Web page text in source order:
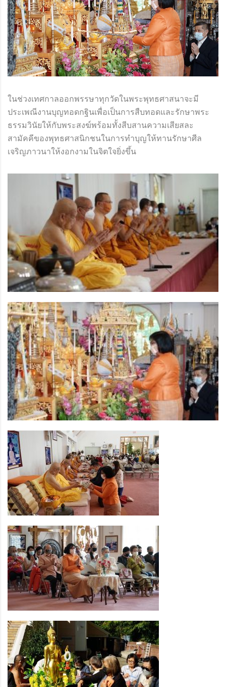
ในช่วงเทศกาลออกพรรษาทุกวัดในพระพุทธศาสนาจะมี
ประเพณีงานบุญทอดกฐินเพื่อเป็นการสืบทอดและรักษาพระ
ธรรมวินัยให้กับพระสงฆ์พร้อมทั้งสีบสานความเสียสละ
สามัคคีของพุทธศาสนิกชนในการทำบุญให้ทานรักษาศีล
เจริญภาวนาให้งอกงามในจิตใจยิ่งขึ้น